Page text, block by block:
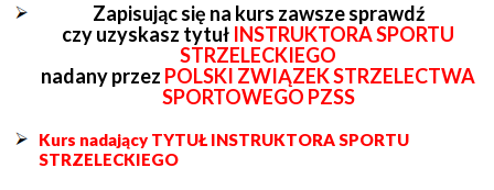
Zapisując się na kurs zawsze sprawdź
czy uzyskasz tytuł INSTRUKTORA SPORTU
STRZELECKIEGO
nadany przez POLSKI ZWIĄZEK STRZELECTWA
SPORTOWEGO PZSS
Kurs nadający TYTUŁ INSTRUKTORA SPORTU
STRZELECKIEGO